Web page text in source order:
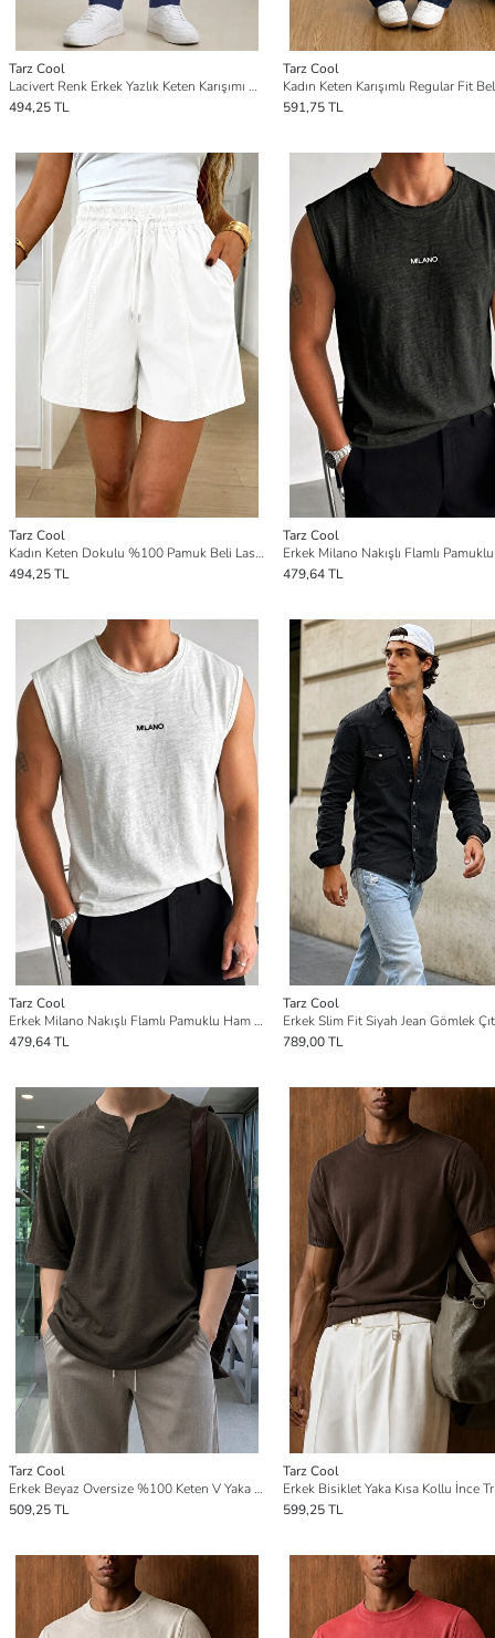
Tarz Cool
Lacivert Renk Erkek Yazlık Keten Karışımı Relaxed Pantolon
494,25 TL
Tarz Cool
591,75 TL
Tarz Cool
Kadın Keten Dokulu %100 Pamuk Beli Lastikli Cepsiz Şort
494,25 TL
Tarz Cool
479,64 TL
Tarz Cool
Erkek Milano Nakışlı Flamlı Pamuklu Ham Yaka (Pis Yaka) Regular Fit Kolsuz T-Shirt / Atlet
479,64 TL
Tarz Cool
789,00 TL
Tarz Cool
Erkek Beyaz Oversize %100 Keten V Yaka Kısa Kollu Tişört – Rahat Kalıp Yazlık Keten Tişört
509,25 TL
Tarz Cool
599,25 TL